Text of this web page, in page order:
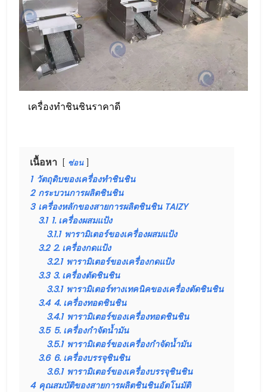
เครื่องทำชินชินราคาดี
เนื้อหา ซ่อน
1 วัตถุดิบของเครื่องทำชินชิน
2 กระบวนการผลิตชินชิน
3 เครื่องหลักของสายการผลิตชินชิน TAIZY
3.1 1. เครื่องผสมแป้ง
3.1.1 พารามิเตอร์ของเครื่องผสมแป้ง
3.2 2. เครื่องกดแป้ง
3.2.1 พารามิเตอร์ของเครื่องกดแป้ง
3.3 3. เครื่องตัดชินชิน
3.3.1 พารามิเตอร์ทางเทคนิคของเครื่องตัดชินชิน
3.4 4. เครื่องทอดชินชิน
3.4.1 พารามิเตอร์ของเครื่องทอดชินชิน
3.5 5. เครื่องกำจัดน้ำมัน
3.5.1 พารามิเตอร์ของเครื่องกำจัดน้ำมัน
3.6 6. เครื่องบรรจุชินชิน
3.6.1 พารามิเตอร์ของเครื่องบรรจุชินชิน
4 คุณสมบัติของสายการผลิตชินชินอัตโนมัติ